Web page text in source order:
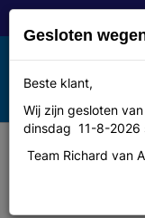
Toggle
navigation
MENU
Herrmans
Gesloten
Beste klant,
Wij zijn gesloten
dinsdag 11-8-2026
Team Richard van